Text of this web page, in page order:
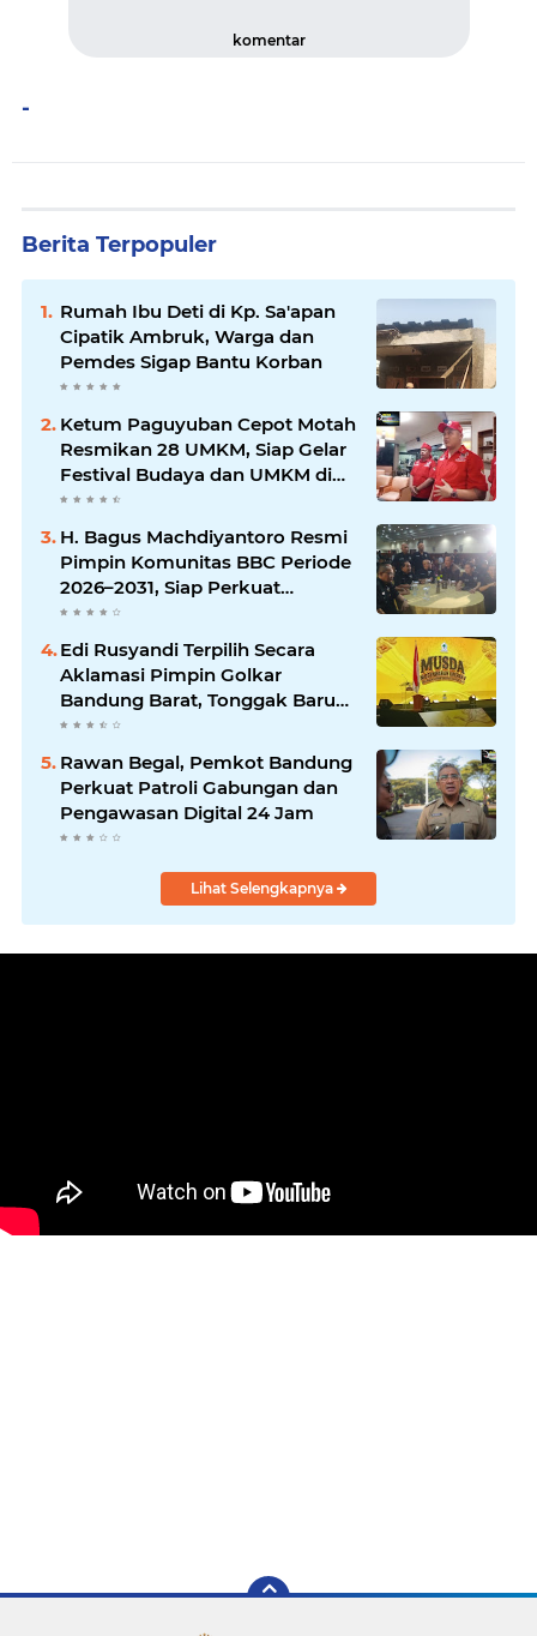
komentar
-
Berita Terpopuler
Rumah Ibu Deti di Kp. Sa'apan
Cipatik Ambruk, Warga dan
Pemdes Sigap Bantu Korban
Ketum Paguyuban Cepot Motah
Resmikan 28 UMKM, Siap Gelar
Festival Budaya dan UMKM di
Jalan Braga
H. Bagus Machdiyantoro Resmi
Pimpin Komunitas BBC Periode
2026–2031, Siap Perkuat
Solidaritas dan Hadirkan
Masyarakat
Edi Rusyandi Terpilih Secara
Aklamasi Pimpin Golkar
Bandung Barat, Tonggak Baru
Kepemimpinan Harmonis
Rawan Begal, Pemkot Bandung
Perkuat Patroli Gabungan dan
Pengawasan Digital 24 Jam
Lihat Selengkapnya